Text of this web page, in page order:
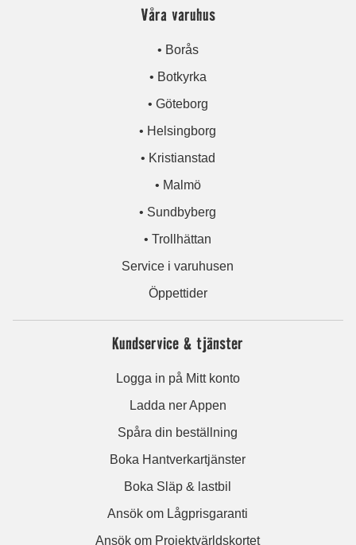
Våra varuhus
• Borås
• Botkyrka
• Göteborg
• Helsingborg
• Kristianstad
• Malmö
• Sundbyberg
• Trollhättan
Service i varuhusen
Öppettider
Kundservice & tjänster
Logga in på Mitt konto
Ladda ner Appen
Spåra din beställning
Boka Hantverkartjänster
Boka Släp & lastbil
Ansök om Lågprisgaranti
Ansök om Projektvärldskortet